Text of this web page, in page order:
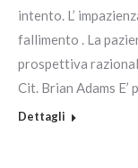
intento. L’
fallimento . La
prospettiva
Cit. Brian Adams E’
Dettagli